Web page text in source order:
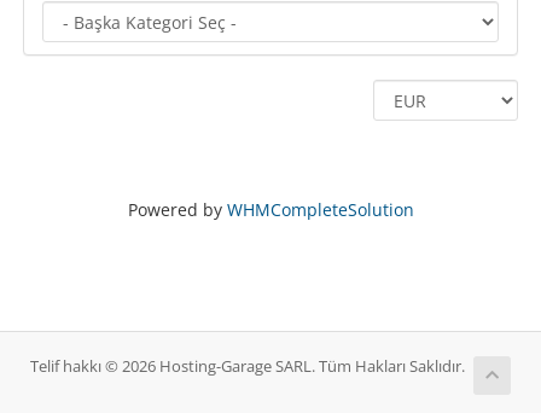
Powered by WHMCompleteSolution
Telif hakkı © 2026 Hosting-Garage SARL. Tüm Hakları Saklıdır.